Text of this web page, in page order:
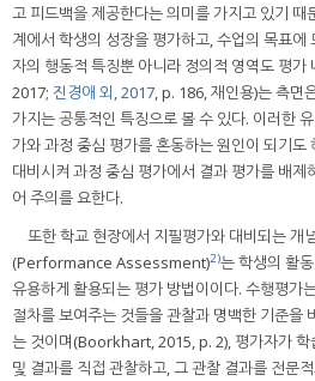
고 피드백을 제공한다는 의미를 가지고 있기 때
계에서 학생의 성장을 평가하고, 수업의 목표
자의 행동적 특징뿐 아니라 정의적 영역도 평가
2017; 진경애 외, 2017, p. 186, 재인용)는 측면
가지는 공통적인 특징으로 볼 수 있다. 이러한
가와 과정 중심 평가를 혼동하는 원인이 되기도
대비시켜 과정 중심 평가에서 결과 평가를 배제
어 주의를 요한다.
또한 학교 현장에서 지필평가와 대비되는 개
(Performance Assessment)2)는 학생의 활
유용하게 활용되는 평가 방법이이다. 수행평가
절차를 보여주는 것들을 관찰과 명백한 기준을
는 것이며(Boorkhart, 2015, p. 2), 평가자가 학
및 결과를 직접 관찰하고, 그 관찰 결과를 전문